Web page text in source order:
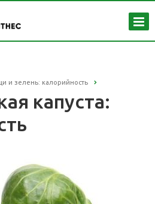
и зелень: калорийность
капуста: